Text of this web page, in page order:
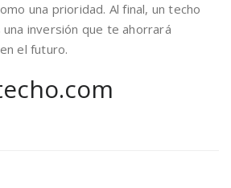
una prioridad. Al final, un techo
inversión que te ahorrará
el futuro.